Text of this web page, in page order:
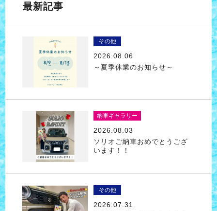
最新記事
その他
2026.08.06
～夏季休業のお知らせ～
納車ギャラリー
2026.08.03
ソリオご納車おめでとうござ
います！！
その他
2026.07.31